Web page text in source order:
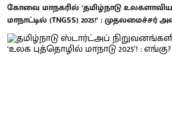
கோவை மாநகரில் ‘தமிழ்நாடு
மாநாட்டில் (TNGSS) 2025!’ : முதலமைச்சர்